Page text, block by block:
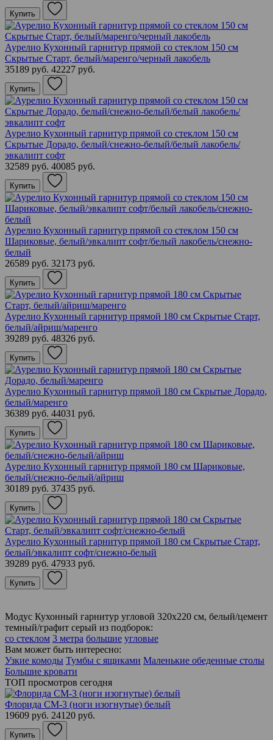
Купить
Аурелио Кухонный гарнитур прямой со стеклом 150 см
Скрытые Старт, белый/маренго/черный лакобель
35189 руб. 42227 руб.
Купить
Аурелио Кухонный гарнитур прямой со стеклом 150 см
Скрытые Дорадо, белый/снежно-белый/белый лакобель/
эвкалипт софт
32589 руб. 40085 руб.
Купить
Аурелио Кухонный гарнитур прямой со стеклом 150 см
Шариковые, белый/эвкалипт софт/белый лакобель/снежно-
белый
26589 руб. 32173 руб.
Купить
Аурелио Кухонный гарнитур прямой 180 см Скрытые Старт,
белый/айриш/маренго
39289 руб. 48326 руб.
Купить
Аурелио Кухонный гарнитур прямой 180 см Скрытые Дорадо,
белый/маренго
36389 руб. 44031 руб.
Купить
Аурелио Кухонный гарнитур прямой 180 см Шариковые,
белый/снежно-белый/айриш
30189 руб. 37435 руб.
Купить
Аурелио Кухонный гарнитур прямой 180 см Скрытые Старт,
белый/эвкалипт софт/снежно-белый
39289 руб. 47933 руб.
Купить
Модус Кухонный гарнитур угловой 320х220 см, белый/цемент
темный/графит серый из подборок:
со стеклом 3 метра большие угловые
Вам может быть интересно:
Узкие комоды Тумбы с ящиками Маленькие обеденные столы
Большие кровати
ТОП просмотров сегодня
Флорида СМ-3 (ноги изогнутые) белый
19609 руб. 24120 руб.
Купить